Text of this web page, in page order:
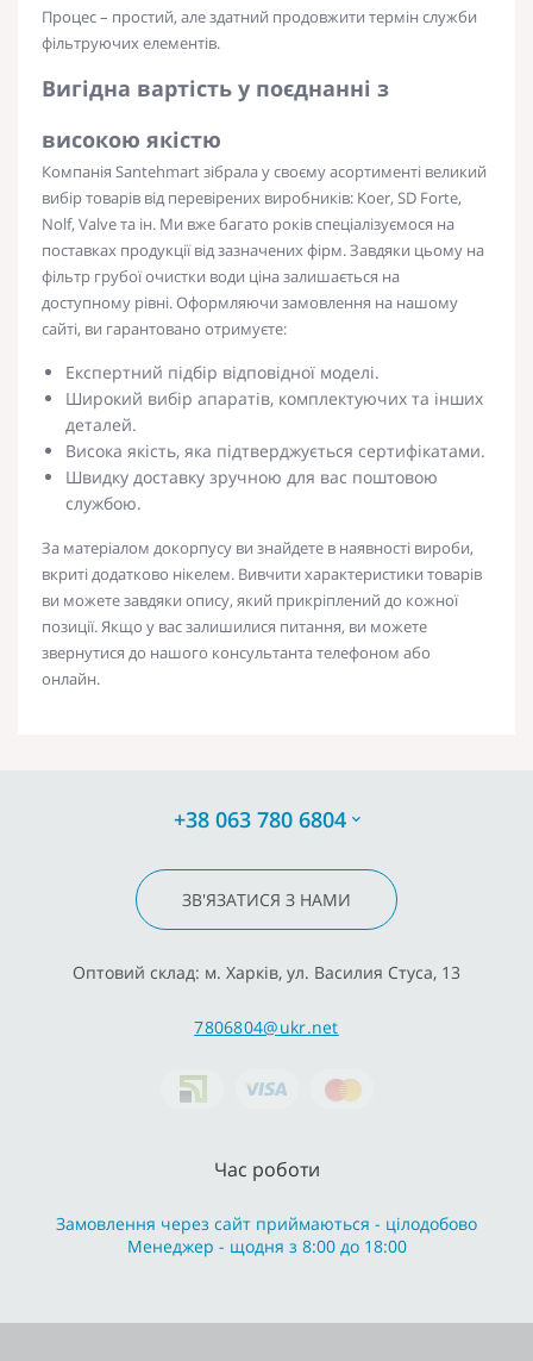
Процес – простий, але здатний продовжити термін служби
фільтруючих елементів.
Вигідна вартість у поєднанні з
високою якістю
Компанія Santehmart зібрала у своєму асортименті великий
вибір товарів від перевірених виробників: Koer, SD Forte,
Nolf, Valve та ін. Ми вже багато років спеціалізуємося на
поставках продукції від зазначених фірм. Завдяки цьому на
фільтр грубої очистки води ціназалишається на
доступному рівні. Оформляючи замовлення на нашому
сайті, ви гарантовано отримуєте:
Експертний підбір відповідної моделі.
Широкий вибір апаратів, комплектуючих та інших
деталей.
Висока якість, яка підтверджується сертифікатами.
Швидку доставку зручною для вас поштовою
службою.
За матеріалом докорпусу ви знайдете в наявності вироби,
вкриті додатково нікелем. Вивчити характеристики товарів
ви можете завдяки опису, який прикріплений до кожної
позиції. Якщо у вас залишилися питання, ви можете
звернутися до нашого консультанта телефоном або
онлайн.
+38 063 780 6804
ЗВ'ЯЗАТИСЯ З НАМИ
Оптовий склад: м. Харків, ул. Василия Стуса, 13
7806804@ukr.net
Час роботи
Замовлення через сайт приймаються - цілодобово
Менеджер - щодня з 8:00 до 18:00